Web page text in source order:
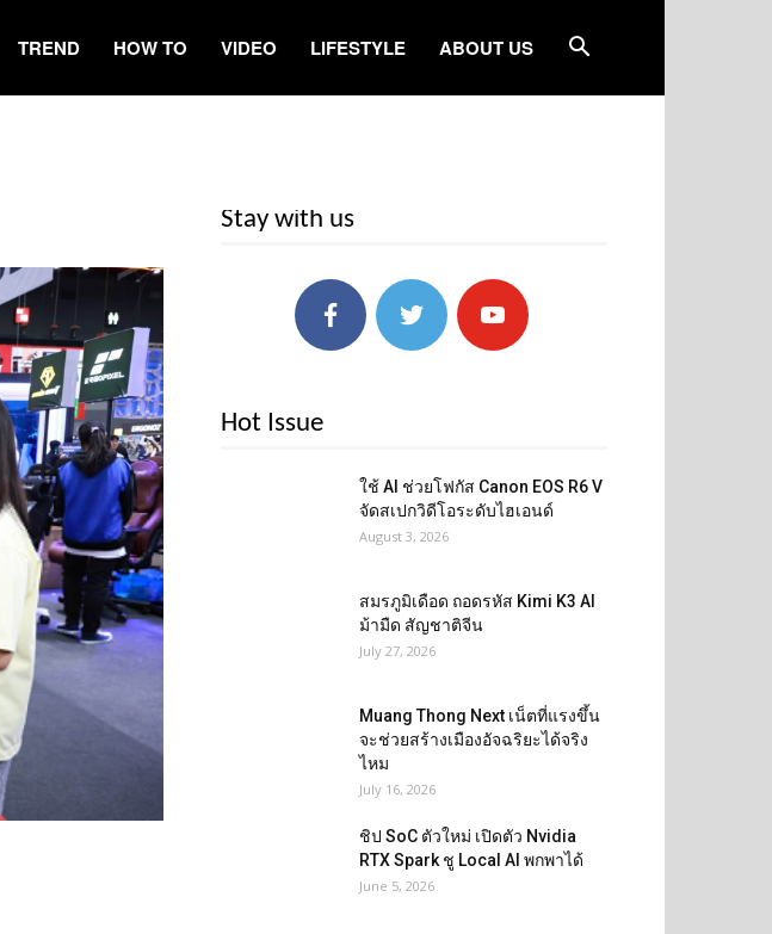
TREND HOW TO VIDEO LIFESTYLE ABOUT US
Stay with us
Hot Issue
ใช้ AI ช่วยโฟกัส Canon EOS R6 V
จัดสเปกวิดีโอระดับไฮเอนด์
August 3, 2026
สมรภูมิเดือด ถอดรหัส Kimi K3 AI
ม้ามืด สัญชาติจีน
July 27, 2026
Muang Thong Next เน็ตที่แรงขึ้น
จะช่วยสร้างเมืองอัจฉริยะได้จริง
ไหม
July 16, 2026
ชิป SoC ตัวใหม่ เปิดตัว Nvidia
RTX Spark ชู Local AI พกพาได้
June 5, 2026